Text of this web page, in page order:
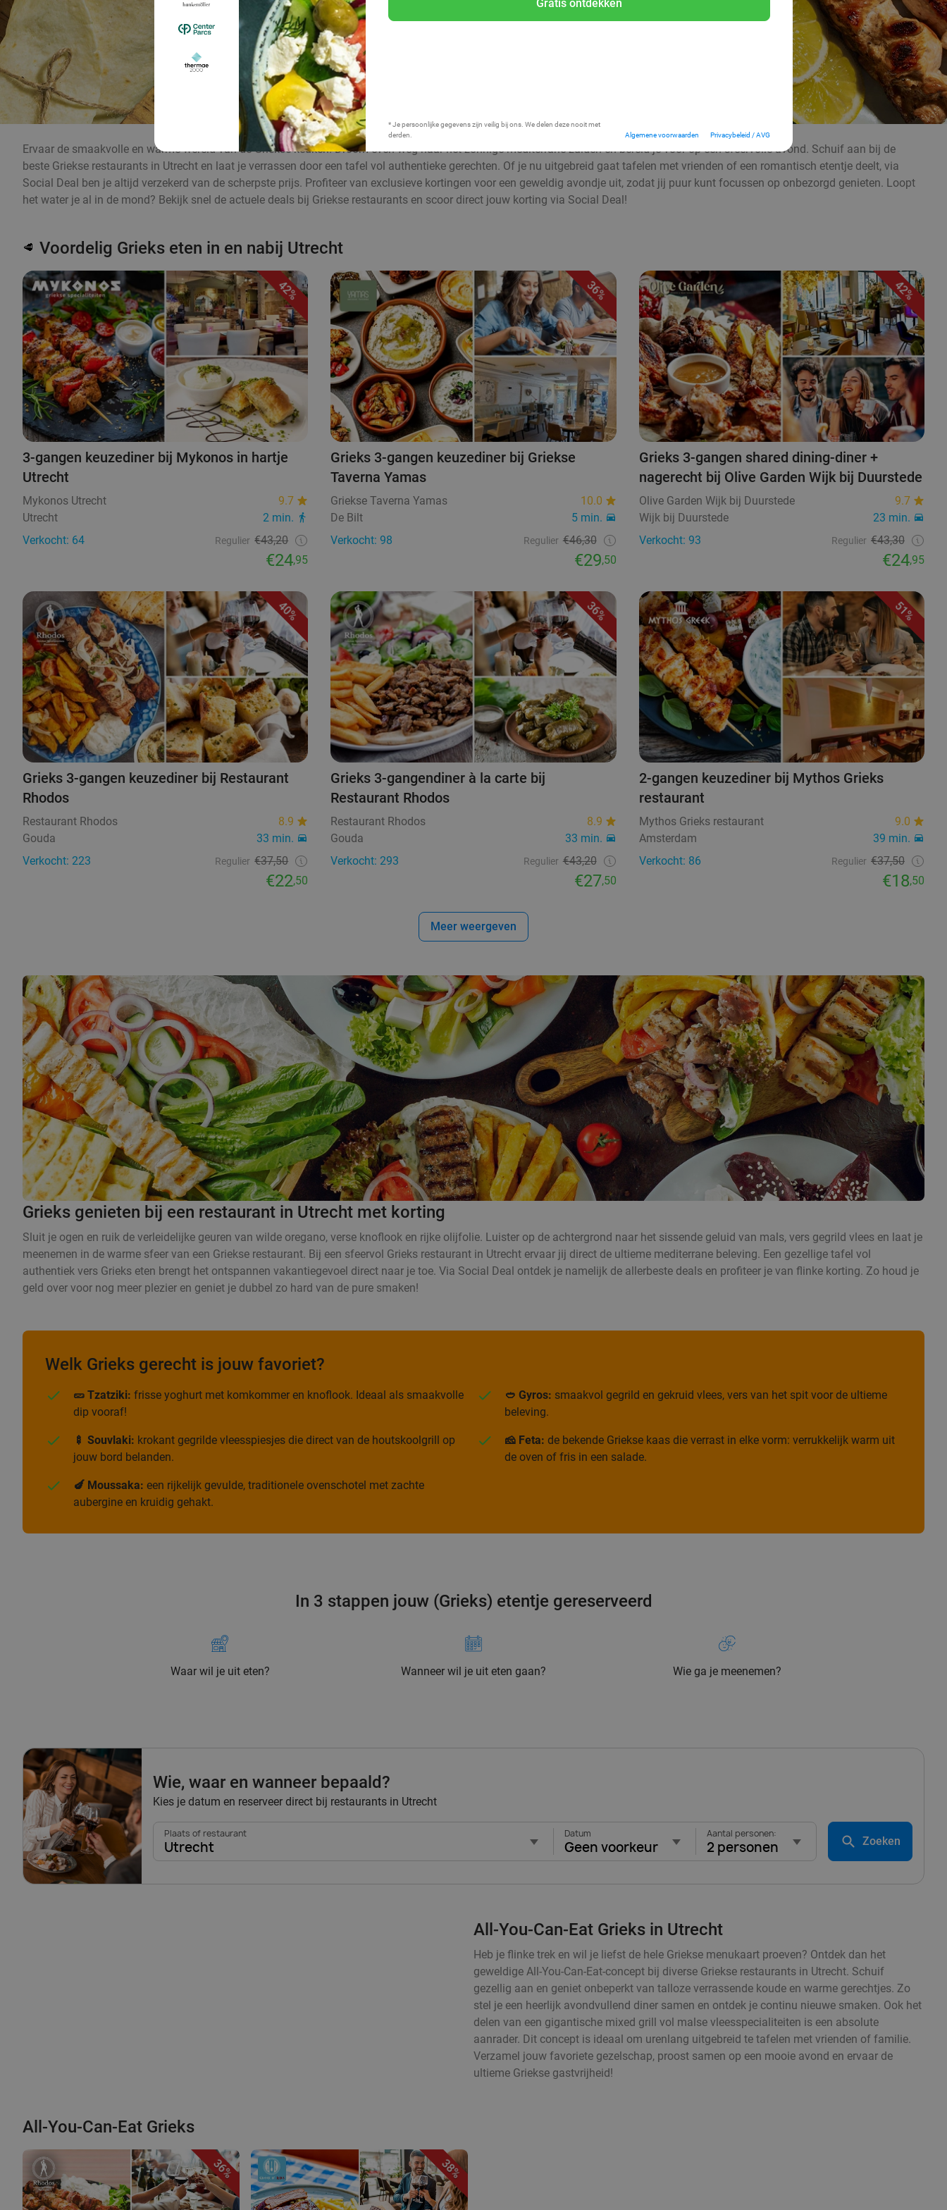
Gratis ontdekken
* Je persoonlijke gegevens zijn veilig bij ons. We delen deze nooit met
derden.
Algemene voorwaarden Privacybeleid / AVG
Ervaar de smaakvolle en warme wereld van de Griekse keuken! Droom even weg naar het zonnige mediterrane zuiden en bereid je voor op een sfeervolle avond. Schuif aan bij de
beste Griekse restaurants in Utrecht en laat je verrassen door een tafel vol authentieke gerechten. Of je nu uitgebreid gaat tafelen met vrienden of een romantisch etentje deelt, via
Social Deal ben je altijd verzekerd van de scherpste prijs. Profiteer van exclusieve kortingen voor een geweldig avondje uit, zodat jij puur kunt focussen op onbezorgd genieten. Loopt
het water je al in de mond? Bekijk snel de actuele deals bij Griekse restaurants en scoor direct jouw korting via Social Deal!
🥩 Voordelig Grieks eten in en nabij Utrecht
42%
3-gangen keuzediner bij Mykonos in hartje
Utrecht
Mykonos Utrecht
9.7
Utrecht
2 min.
Verkocht: 64
Regulier €43,20
€24,95
36%
Grieks 3-gangen keuzediner bij Griekse
Taverna Yamas
Griekse Taverna Yamas
10.0
De Bilt
5 min.
Verkocht: 98
Regulier €46,30
€29,50
42%
Grieks 3-gangen shared dining-diner +
nagerecht bij Olive Garden Wijk bij Duurstede
Olive Garden Wijk bij Duurstede
9.7
Wijk bij Duurstede
23 min.
Verkocht: 93
Regulier €43,30
€24,95
40%
Grieks 3-gangen keuzediner bij Restaurant
Rhodos
Restaurant Rhodos
8.9
Gouda
33 min.
Verkocht: 223
Regulier €37,50
€22,50
36%
Grieks 3-gangendiner à la carte bij
Restaurant Rhodos
Restaurant Rhodos
8.9
Gouda
33 min.
Verkocht: 293
Regulier €43,20
€27,50
51%
2-gangen keuzediner bij Mythos Grieks
restaurant
Mythos Grieks restaurant
9.0
Amsterdam
39 min.
Verkocht: 86
Regulier €37,50
€18,50
Meer weergeven
Grieks genieten bij een restaurant in Utrecht met korting
Sluit je ogen en ruik de verleidelijke geuren van wilde oregano, verse knoflook en rijke olijfolie. Luister op de achtergrond naar het sissende geluid van mals, vers gegrild vlees en laat je
meenemen in de warme sfeer van een Griekse restaurant. Bij een sfeervol Grieks restaurant in Utrecht ervaar jij direct de ultieme mediterrane beleving. Een gezellige tafel vol
authentiek vers Grieks eten brengt het ontspannen vakantiegevoel direct naar je toe. Via Social Deal ontdek je namelijk de allerbeste deals en profiteer je van flinke korting. Zo houd je
geld over voor nog meer plezier en geniet je dubbel zo hard van de pure smaken!
Welk Grieks gerecht is jouw favoriet?
🥒 Tzatziki: frisse yoghurt met komkommer en knoflook. Ideaal als smaakvolle
dip vooraf!
🍢 Souvlaki: krokant gegrilde vleesspiesjes die direct van de houtskoolgrill op
jouw bord belanden.
🍆 Moussaka: een rijkelijk gevulde, traditionele ovenschotel met zachte
aubergine en kruidig gehakt.
🥙 Gyros: smaakvol gegrild en gekruid vlees, vers van het spit voor de ultieme
beleving.
🧀 Feta: de bekende Griekse kaas die verrast in elke vorm: verrukkelijk warm uit
de oven of fris in een salade.
In 3 stappen jouw (Grieks) etentje gereserveerd
Waar wil je uit eten? Wanneer wil je uit eten gaan? Wie ga je meenemen?
Wie, waar en wanneer bepaald?
Kies je datum en reserveer direct bij restaurants in Utrecht
Plaats of restaurant
Utrecht
Datum
Geen voorkeur
Aantal personen:
2 personen Zoeken
All-You-Can-Eat Grieks in Utrecht
Heb je flinke trek en wil je liefst de hele Griekse menukaart proeven? Ontdek dan het
geweldige All-You-Can-Eat-concept bij diverse Griekse restaurants in Utrecht. Schuif
gezellig aan en geniet onbeperkt van talloze verrassende koude en warme gerechtjes. Zo
stel je een heerlijk avondvullend diner samen en ontdek je continu nieuwe smaken. Ook het
delen van een gigantische mixed grill vol malse vleesspecialiteiten is een absolute
aanrader. Dit concept is ideaal om urenlang uitgebreid te tafelen met vrienden of familie.
Verzamel jouw favoriete gezelschap, proost samen op een mooie avond en ervaar de
ultieme Griekse gastvrijheid!
All-You-Can-Eat Grieks
36% 38%